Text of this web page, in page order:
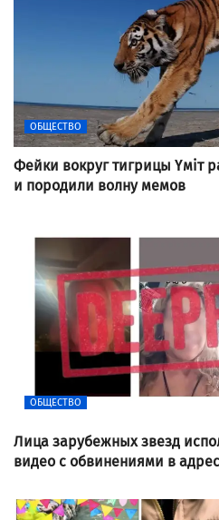
ОБЩЕСТВО
Фейки вокруг тигрицы Үміт
и породили волну мемов
ОБЩЕСТВО
Лица зарубежных звезд
видео с обвинениями в